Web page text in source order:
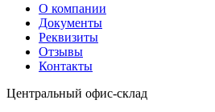
О компании
Документы
Реквизиты
Отзывы
Контакты
Центральный офис-склад